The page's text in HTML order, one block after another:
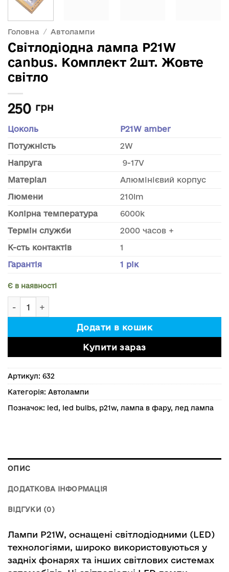
Головна / Автолампи
Світлодіодна лампа P21W
canbus. Комплект 2шт. Жовте
світло
250 грн
Цоколь
P21W amber
Потужність
2W
Напруга
9-17V
Матеріал
Алюмінієвий корпус
Люмени
210lm
Колірна температура
6000k
Термін служби
2000 часов +
К-сть контактів
1
Гарантія
1 рік
Є в наявності
Додати в кошик
Купити зараз
Артикул: 632
Категорія: Автолампи
Позначок: led, led bulbs, p21w, лампа в фару, лед лампа
ОПИС
ДОДАТКОВА ІНФОРМАЦІЯ
ВІДГУКИ (0)
Лампи P21W, оснащені світлодіодними (LED)
технологіями, широко використовуються у
задніх фонарях та інших світлових системах